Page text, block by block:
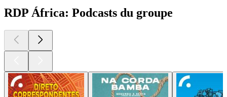
RDP África: Podcasts du groupe